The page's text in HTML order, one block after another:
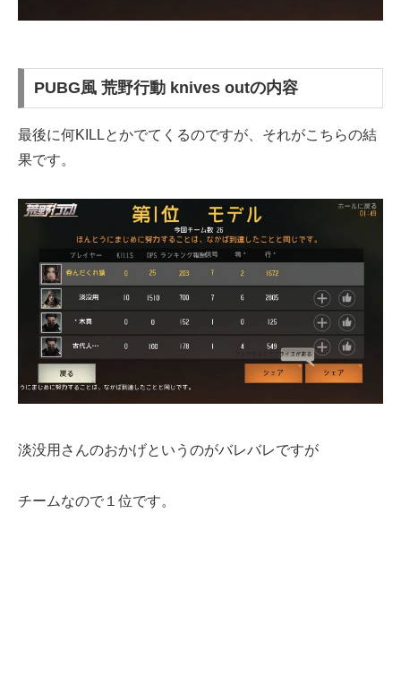
PUBG風 荒野行動 knives outの内容
最後に何KILLとかでてくるのですが、それがこちらの結
果です。
淡没用さんのおかげというのがバレバレですが
チームなので１位です。